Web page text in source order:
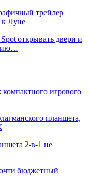
трейлер
к Луне
открывать двери и
игрового
планшета,
2-в-1 не
бюджетный